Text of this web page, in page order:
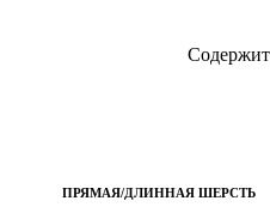
Содержит
ПРЯМАЯ/ДЛИННАЯ ШЕРСТЬ